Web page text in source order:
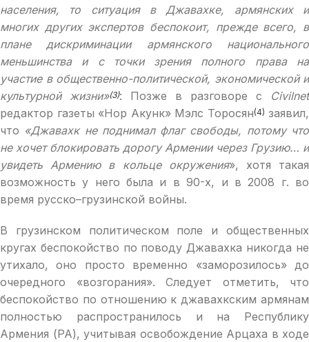
населения, то ситуация в Джавахке, армянских и
многих других экспертов беспокоит, прежде всего, в
плане дискриминации армянского национального
меньшинства и с точки зрения полного права на
участие в общественно-политической, экономической и
культурной жизни»(3): Позже в разговоре с Civilnet
редактор газеты «Нор Акунк» Мэлс Торосян(4) заявил,
что «Джавахк не поднимал флаг свободы, потому что
не хочет блокировать дорогу Армении через Грузию… и
увидеть Армению в кольце окружения», хотя такая
возможность у него была и в 90-х, и в 2008 г. во
время русско–грузинской войны.
В грузинском политическом поле и общественных
кругах беспокойство по поводу Джавахка никогда не
утихало, оно просто временно «заморозилось» до
очередного «возгорания». Следует отметить, что
беспокойство по отношению к джавахкским армянам
полностью распространилось и на Республику
Армения (РА), учитывая освобождение Арцаха в ходе